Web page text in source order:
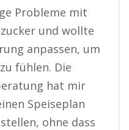
Probleme mit
und wollte
anpassen, um
fühlen. Die
hat mir
Speiseplan
ohne dass